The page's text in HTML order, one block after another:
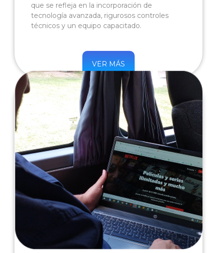
que se refleja en la incorporación de
tecnología avanzada, rigurosos controles
técnicos y un equipo capacitado.
VER MÁS